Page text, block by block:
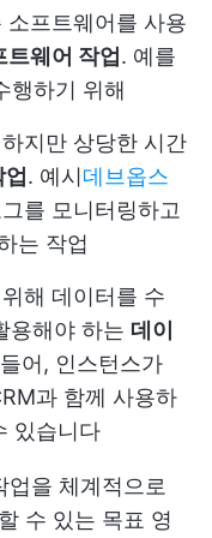
프트웨어를 사용
트웨어 작업. 예를
행하기 위해
지만 상당한 시간
. 예시데브옵스
를 모니터링하고
는 작업
해 데이터를 수
용해야 하는 데이
어, 인스턴스가
과 함께 사용하
있습니다
을 체계적으로
수 있는 목표 영